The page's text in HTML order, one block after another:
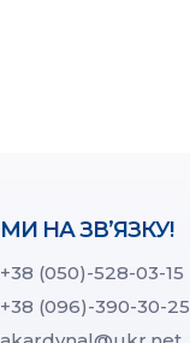
МИ НА ЗВ’ЯЗКУ!
+38 (050)-528-03-15
+38 (096)-390-30-25